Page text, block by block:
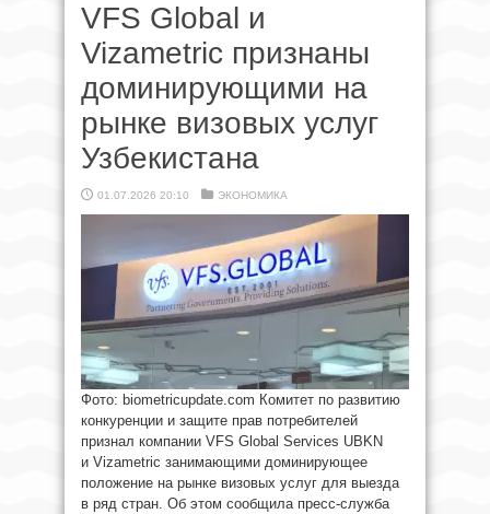
VFS Global и
Vizametric признаны
доминирующими на
рынке визовых услуг
Узбекистана
01.07.2026 20:10 ЭКОНОМИКА
Фото: biometricupdate.com Комитет по развитию
конкуренции и защите прав потребителей
признал компании VFS Global Services UBKN
и Vizametric занимающими доминирующее
положение на рынке визовых услуг для выезда
в ряд стран. Об этом сообщила пресс-служба